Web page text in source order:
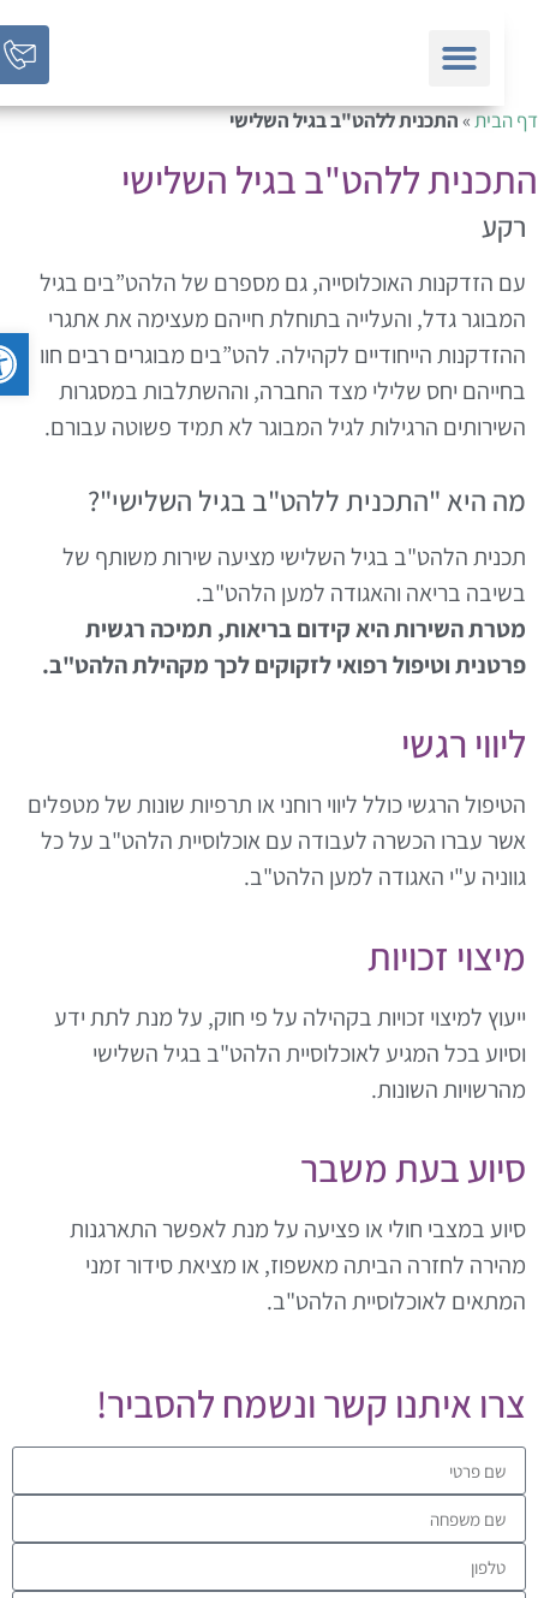
פתח
הבית»התכנית ללהט"ב בגיל השלישי
ללהט"ב בגיל השלישי
הזדקנות האוכלוסייה, גם מספרם של הלהט”בים בגיל
גדל, והעלייה בתוחלת חייהם מעצימה את אתגרי
הייחודיים לקהילה. להט”בים מבוגרים רבים חוו
יחס שלילי מצד החברה, וההשתלבות במסגרות
הרגילות לגיל המבוגר לא תמיד פשוטה עבורם.
היא "התכנית ללהט"ב בגיל השלישי"?
הלהט"ב בגיל השלישי מציעה שירות משותף של
בריאה והאגודה למען הלהט"ב.
השירות היא קידום בריאות, תמיכה רגשית
וטיפול רפואי לזקוקים לכך מקהילת הלהט"ב.
רגשי
הרגשי כולל ליווי רוחני או תרפיות שונות של מטפלים
עברו הכשרה לעבודה עם אוכלוסיית הלהט"ב על כל
ע"י האגודה למען הלהט"ב.
זכויות
למיצוי זכויות בקהילה על פי חוק, על מנת לתת ידע
בכל המגיע לאוכלוסיית הלהט"ב בגיל השלישי
השונות.
בעת משבר
במצבי חולי או פציעה על מנת לאפשר התארגנות
לחזרה הביתה מאשפוז, או מציאת סידור זמני
לאוכלוסיית הלהט"ב.
איתנו קשר ונשמח להסביר!